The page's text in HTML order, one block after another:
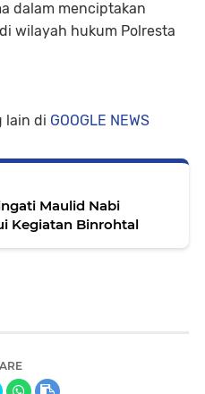
dalam menciptakan
wilayah hukum Polresta
lain di GOOGLE NEWS
Maulid Nabi
Kegiatan Binrohtal